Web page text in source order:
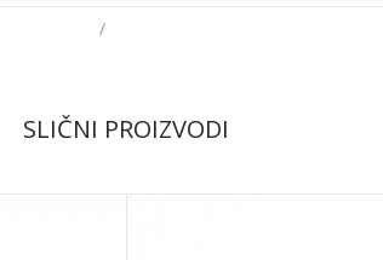
/
SLIČNI PROIZVODI